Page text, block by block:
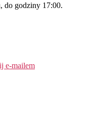
do godziny 17:00.
e-mailem